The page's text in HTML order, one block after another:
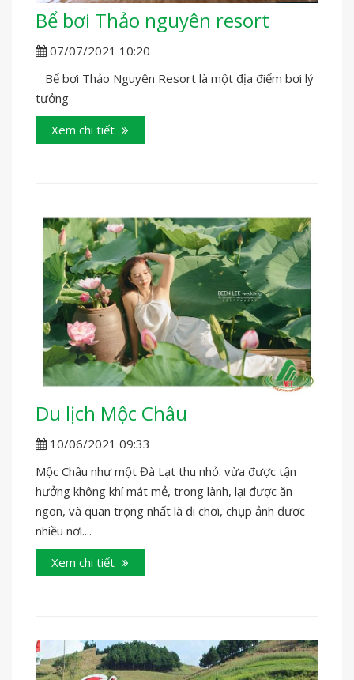
Bể bơi Thảo nguyên resort
07/07/2021 10:20
Bể bơi Thảo Nguyên Resort là một địa điểm bơi lý
tưởng
Xem chi tiết
Du lịch Mộc Châu
10/06/2021 09:33
Mộc Châu như một Đà Lạt thu nhỏ: vừa được tận
hưởng không khí mát mẻ, trong lành, lại được ăn
ngon, và quan trọng nhất là đi chơi, chụp ảnh được
nhiều nơi....
Xem chi tiết